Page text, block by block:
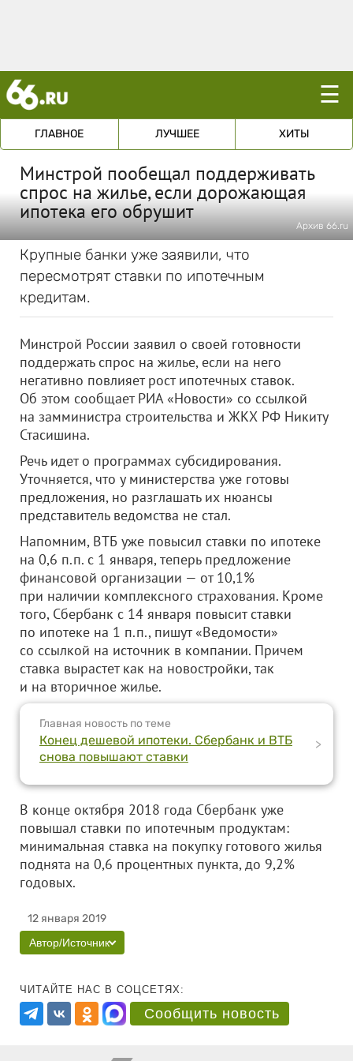
☰
ГЛАВНОЕ ЛУЧШЕЕ ХИТЫ
Минстрой пообещал поддерживать
спрос на жилье, если дорожающая
ипотека его обрушит
Архив 66.ru
Крупные банки уже заявили, что
пересмотрят ставки по ипотечным
кредитам.
Минстрой России заявил о своей готовности
поддержать спрос на жилье, если на него
негативно повлияет рост ипотечных ставок.
Об этом сообщает РИА «Новости» со ссылкой
на замминистра строительства и ЖКХ РФ Никиту
Стасишина.
Речь идет о программах субсидирования.
Уточняется, что у министерства уже готовы
предложения, но разглашать их нюансы
представитель ведомства не стал.
Напомним, ВТБ уже повысил ставки по ипотеке
на 0,6 п.п. с 1 января, теперь предложение
финансовой организации — от 10,1%
при наличии комплексного страхования. Кроме
того, Сбербанк с 14 января повысит ставки
по ипотеке на 1 п.п., пишут «Ведомости»
со ссылкой на источник в компании. Причем
ставка вырастет как на новостройки, так
и на вторичное жилье.
Главная новость по теме
Конец дешевой ипотеки. Сбербанк и ВТБ
снова повышают ставки
>
В конце октября 2018 года Сбербанк уже
повышал ставки по ипотечным продуктам:
минимальная ставка на покупку готового жилья
поднята на 0,6 процентных пункта, до 9,2%
годовых.
12 января 2019
Автор/Источник
ЧИТАЙТЕ НАС В СОЦСЕТЯХ:
Сообщить новость